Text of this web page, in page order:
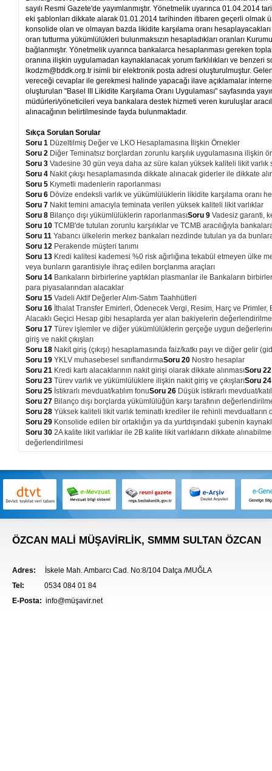
sayılı Resmi Gazete'de yayımlanmıştır. Yönetmelik uyarınca 01.04.2014
eki şablonları dikkate alarak 01.01.2014 tarihinden itibaren geçerli olmak
konsolide olan ve olmayan bazda likidite karşılama oranı
oran tutturma yükümlülükleri bulunmaksızın hesapladıkları oranları
bağlanmıştır. Yönetmelik uyarınca bankalarca hesaplanması gereken
oranına ilişkin uygulamadan kaynaklanacak yorum farklılıkları ve benzeri
lkodzm@bddk.org.tr isimli bir elektronik posta adresi oluşturulmuştur.
vereceği cevaplar ile gerekmesi halinde yapacağı ilave açıklamalar
oluşturulan "Basel III Likidite Karşılama Oranı Uygulaması" sayfasında
müdürleri/yöneticileri veya bankalara destek hizmeti veren kuruluşlar
alınacağının belirtilmesinde fayda bulunmaktadır.
Sıkça Sorulan Sorular
Soru 1 Düzeltilmiş Değer ve LKO Hesaplamasına İlişkin Örnekler
Soru 2 Diğer Teminatsız borçlardan zorunlu karşılık uygulamasına ilişkin
Soru 3 Vadesine 30 gün veya daha az süre kalan yüksek kaliteli likit varlık
Soru 4 Nakit çıkışı hesaplamasında dikkate alınacak giderler ile dikkate
Soru 5 Kıymetli madenlerin raporlanması
Soru 6 Dövize endeksli varlık ve yükümlülüklerin likidite karşılama oranı
Soru 7 Nakit temini amacıyla teminata verilen yüksek kaliteli likit varlıklar
Soru 8 Bilanço dışı yükümlülüklerin raporlanmasıSoru 9 Vadesiz garanti,
Soru 10 TCMB'de tutulan zorunlu karşılıklar ve TCMB aracılığıyla
Soru 11 Yabancı ülkelerin merkez bankaları nezdinde tutulan ya da
Soru 12 Perakende müşteri tanımı
Soru 13 Kredi kalitesi kademesi %0 risk ağırlığına tekabül etmeyen ülke
veya bunların garantisiyle ihraç edilen borçlanma araçları
Soru 14 Bankaların birbirlerine yaptıkları plasmanlar ile Bankaların
para piyasalarından alacaklar
Soru 15 Vadeli Aktif Değerler Alım-Satım Taahhütleri
Soru 16 İthalat Transfer Emirleri, Ödenecek Vergi, Resim, Harç ve
Alacaklı Geçici Hesap gibi hesaplarda yer alan bakiyelerin
Soru 17 Türev işlemler ve diğer yükümlülüklerin gerçeğe uygun
giriş ve nakit çıkışları
Soru 18 Nakit giriş (çıkışı) hesaplamasında faiz/katkı payı ve diğer gelir
Soru 19 YKLV muhasebesel sınıflandırmaSoru 20 Nostro hesaplar
Soru 21 Kredi kartı alacaklarının nakit girişi olarak dikkate alınmasıSoru
Soru 23 Türev varlık ve yükümlülüklere ilişkin nakit giriş ve çıkışlarıSoru
Soru 25 İstikrarlı mevduat/katılım fonuSoru 26 Düşük istikrarlı mevduat/
Soru 27 Bilanço dışı borçlarda yükümlülüğün karşı tarafının
Soru 28 Yüksek kaliteli likit varlık teminatlı krediler ile rehinli mevduatların
Soru 29 Konsolide edilen bir ortaklığın ya da yurtdışındaki şubenin
Soru 30 2A kalite likit varlıklar ile 2B kalite likit varlıkların dikkate
değerlendirilmesi
ÖZCAN MALİ MÜŞAVİRLİK, SMMM SULTAN ÖZCAN
Adres: İskele Mah. Ambarcı Cad. No:8/104 Datça /MUĞLA
Tel: 0534 084 01 84
E-Posta: info@müşavir.net